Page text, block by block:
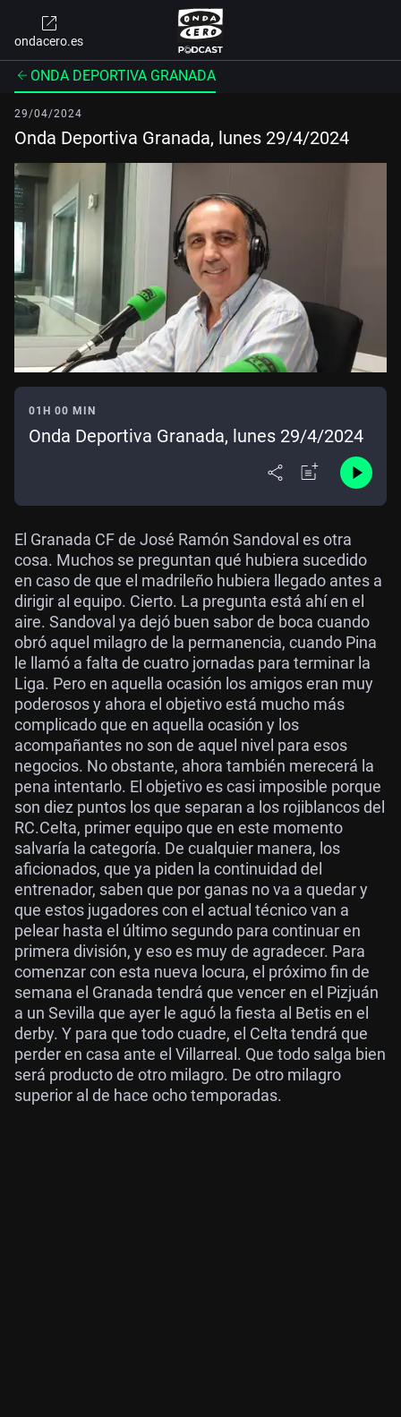
ondacero.es
ONDA DEPORTIVA GRANADA
29/04/2024
Onda Deportiva Granada, lunes 29/4/2024
01H 00 MIN
Onda Deportiva Granada, lunes 29/4/2024
El Granada CF de José Ramón Sandoval es otra
cosa. Muchos se preguntan qué hubiera sucedido
en caso de que el madrileño hubiera llegado antes a
dirigir al equipo. Cierto. La pregunta está ahí en el
aire. Sandoval ya dejó buen sabor de boca cuando
obró aquel milagro de la permanencia, cuando Pina
le llamó a falta de cuatro jornadas para terminar la
Liga. Pero en aquella ocasión los amigos eran muy
poderosos y ahora el objetivo está mucho más
complicado que en aquella ocasión y los
acompañantes no son de aquel nivel para esos
negocios. No obstante, ahora también merecerá la
pena intentarlo. El objetivo es casi imposible porque
son diez puntos los que separan a los rojiblancos del
RC.Celta, primer equipo que en este momento
salvaría la categoría. De cualquier manera, los
aficionados, que ya piden la continuidad del
entrenador, saben que por ganas no va a quedar y
que estos jugadores con el actual técnico van a
pelear hasta el último segundo para continuar en
primera división, y eso es muy de agradecer. Para
comenzar con esta nueva locura, el próximo fin de
semana el Granada tendrá que vencer en el Pizjuán
a un Sevilla que ayer le aguó la fiesta al Betis en el
derby. Y para que todo cuadre, el Celta tendrá que
perder en casa ante el Villarreal. Que todo salga bien
será producto de otro milagro. De otro milagro
superior al de hace ocho temporadas.